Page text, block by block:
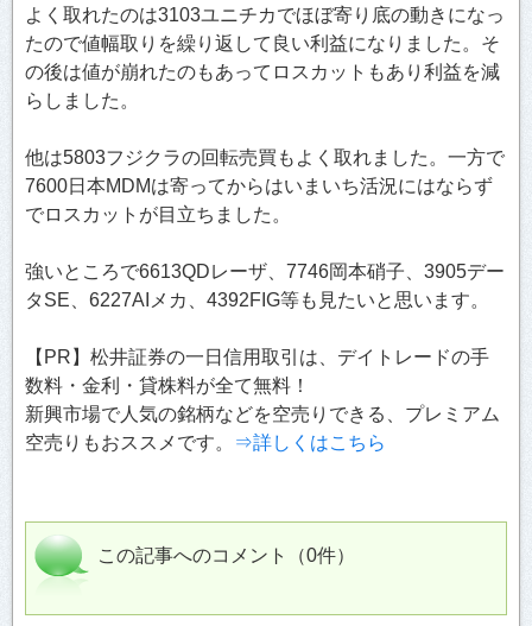
よく取れたのは3103ユニチカでほぼ寄り底の動きになっ
たので値幅取りを繰り返して良い利益になりました。そ
の後は値が崩れたのもあってロスカットもあり利益を減
らしました。
他は5803フジクラの回転売買もよく取れました。一方で
7600日本MDMは寄ってからはいまいち活況にはならず
でロスカットが目立ちました。
強いところで6613QDレーザ、7746岡本硝子、3905デー
タSE、6227AIメカ、4392FIG等も見たいと思います。
【PR】松井証券の一日信用取引は、デイトレードの手
数料・金利・貸株料が全て無料！
新興市場で人気の銘柄などを空売りできる、プレミアム
空売りもおススメです。
⇒詳しくはこちら
この記事へのコメント（0件）